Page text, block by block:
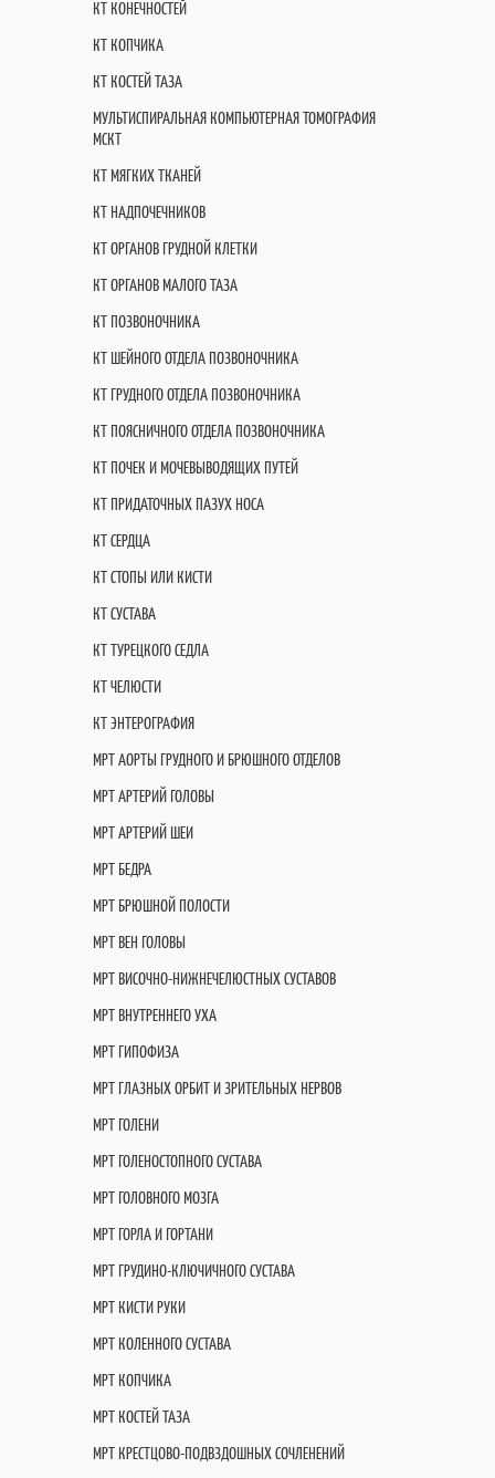
КТ КОНЕЧНОСТЕЙ
КТ КОПЧИКА
КТ КОСТЕЙ ТАЗА
МУЛЬТИСПИРАЛЬНАЯ КОМПЬЮТЕРНАЯ ТОМОГРАФИЯ
МСКТ
КТ МЯГКИХ ТКАНЕЙ
КТ НАДПОЧЕЧНИКОВ
КТ ОРГАНОВ ГРУДНОЙ КЛЕТКИ
КТ ОРГАНОВ МАЛОГО ТАЗА
КТ ПОЗВОНОЧНИКА
КТ ШЕЙНОГО ОТДЕЛА ПОЗВОНОЧНИКА
КТ ГРУДНОГО ОТДЕЛА ПОЗВОНОЧНИКА
КТ ПОЯСНИЧНОГО ОТДЕЛА ПОЗВОНОЧНИКА
КТ ПОЧЕК И МОЧЕВЫВОДЯЩИХ ПУТЕЙ
КТ ПРИДАТОЧНЫХ ПАЗУХ НОСА
КТ СЕРДЦА
КТ СТОПЫ ИЛИ КИСТИ
КТ СУСТАВА
КТ ТУРЕЦКОГО СЕДЛА
КТ ЧЕЛЮСТИ
КТ ЭНТЕРОГРАФИЯ
МРТ АОРТЫ ГРУДНОГО И БРЮШНОГО ОТДЕЛОВ
МРТ АРТЕРИЙ ГОЛОВЫ
МРТ АРТЕРИЙ ШЕИ
МРТ БЕДРА
МРТ БРЮШНОЙ ПОЛОСТИ
МРТ ВЕН ГОЛОВЫ
МРТ ВИСОЧНО-НИЖНЕЧЕЛЮСТНЫХ СУСТАВОВ
МРТ ВНУТРЕННЕГО УХА
МРТ ГИПОФИЗА
МРТ ГЛАЗНЫХ ОРБИТ И ЗРИТЕЛЬНЫХ НЕРВОВ
МРТ ГОЛЕНИ
МРТ ГОЛЕНОСТОПНОГО СУСТАВА
МРТ ГОЛОВНОГО МОЗГА
МРТ ГОРЛА И ГОРТАНИ
МРТ ГРУДИНО-КЛЮЧИЧНОГО СУСТАВА
МРТ КИСТИ РУКИ
МРТ КОЛЕННОГО СУСТАВА
МРТ КОПЧИКА
МРТ КОСТЕЙ ТАЗА
МРТ КРЕСТЦОВО-ПОДВЗДОШНЫХ СОЧЛЕНЕНИЙ